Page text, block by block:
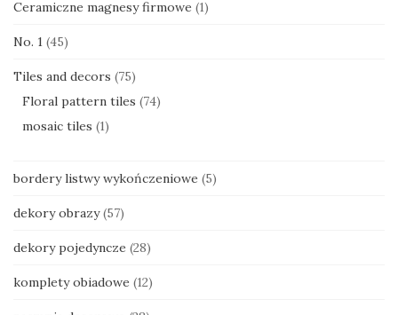
Ceramiczne magnesy firmowe (1)
No. 1 (45)
Tiles and decors (75)
Floral pattern tiles (74)
mosaic tiles (1)
bordery listwy wykończeniowe (5)
dekory obrazy (57)
dekory pojedyncze (28)
komplety obiadowe (12)